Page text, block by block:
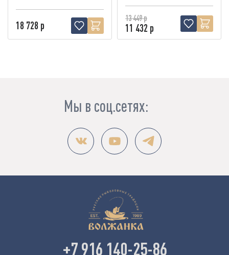
18 728 р
13 449 р
11 432 р
Мы в соц.сетях:
+7 916 140-25-86